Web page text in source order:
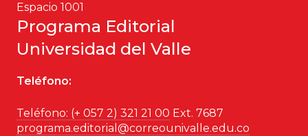
Espacio 1001
Programa Editorial
Universidad del Valle
Teléfono:
Teléfono: (+ 057 2) 321 21 00 Ext. 7687
programa.editorial@correounivalle.edu.co